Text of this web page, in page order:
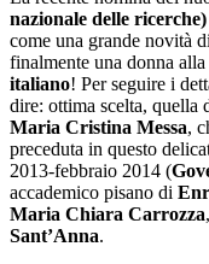
nazionale delle ricerche)
come una grande novità
finalmente una donna
italiano! Per seguire i
dire: ottima scelta, quella
Maria Cristina Messa,
preceduta in questo
2013-febbraio 2014 (
accademico pisano di
Maria Chiara Carrozza
Sant’Anna.